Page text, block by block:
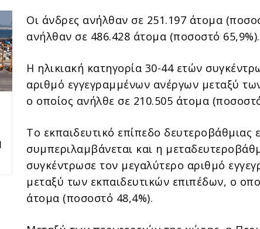
Οι άνδρες ανήλθαν σε 251.197 άτομα
ανήλθαν σε 486.428 άτομα (ποσοστό 65,9%).
Η ηλικιακή κατηγορία 30-44 ετών
αριθμό εγγεγραμμένων ανέργων μεταξύ
ο οποίος ανήλθε σε 210.505 άτομα
Το εκπαιδευτικό επίπεδο δευτεροβάθμιας
συμπεριλαμβάνεται και η
συγκέντρωσε τον μεγαλύτερο αριθμό
μεταξύ των εκπαιδευτικών επιπέδων, ο
άτομα (ποσοστό 48,4%).